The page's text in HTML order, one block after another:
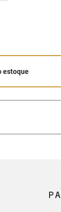
estoque